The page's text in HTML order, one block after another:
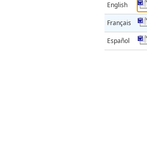
English
Français
Español